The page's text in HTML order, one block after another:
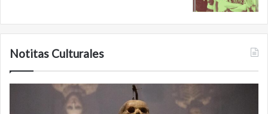
Notitas Culturales
Minanbé,